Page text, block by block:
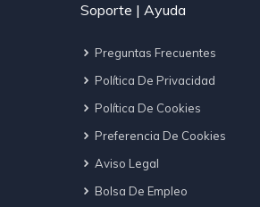
Soporte | Ayuda
Preguntas Frecuentes
Política De Privacidad
Política De Cookies
Preferencia De Cookies
Aviso Legal
Bolsa De Empleo